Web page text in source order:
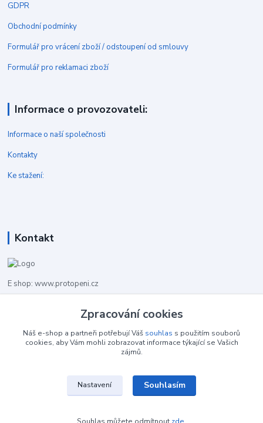
GDPR
Obchodní podmínky
Formulář pro vrácení zboží / odstoupení od smlouvy
Formulář pro reklamaci zboží
Informace o provozovateli:
Informace o naší společnosti
Kontakty
Ke stažení:
Kontakt
E shop: www.protopeni.cz
+420 483 710 226
info@protopeni.cz
Zpracování cookies
Náš e-shop a partneři potřebují Váš souhlas s použitím souborů
cookies, aby Vám mohli zobrazovat informace týkající se Vašich
zájmů.
Nastavení Souhlasím